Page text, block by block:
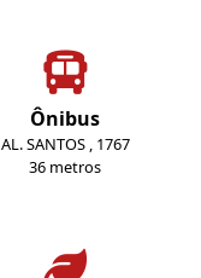
Ônibus
AL. SANTOS , 1767
36 metros